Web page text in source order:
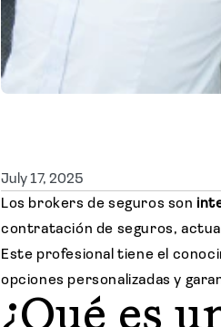
July 17, 2025
Los brokers de seguros son
contratación de seguros,
Este profesional tiene el
opciones personalizadas y
¿Qué es